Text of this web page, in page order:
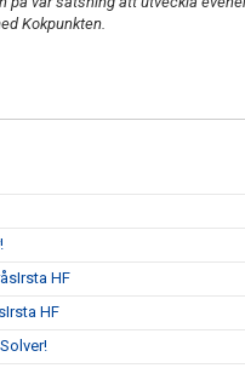
Kokpunkten.
HF
HF